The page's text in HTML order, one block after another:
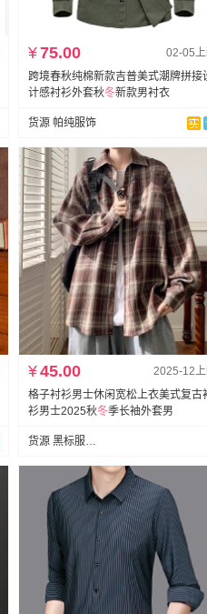
02-05
¥75.00
跨境春秋纯棉新款吉普美式潮牌拼接
计感衬衫外套秋冬新款男衬衣
货源 帕纯服饰
2025-12
¥45.00
格子衬衫男士休闲宽松上衣美式复古
衫男士2025秋冬季长袖外套男
货源 黑标服饰公司